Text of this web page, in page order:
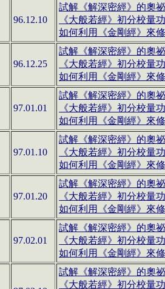
96.12.10
試解《解深密經》的奧
《大般若經》初分校量
如何利用《金剛經》來
96.12.25
試解《解深密經》的奧
《大般若經》初分校量
如何利用《金剛經》來
97.01.01
試解《解深密經》的奧
《大般若經》初分校量
如何利用《金剛經》來
97.01.10
試解《解深密經》的奧
《大般若經》初分校量
如何利用《金剛經》來
97.01.20
試解《解深密經》的奧
《大般若經》初分校量
如何利用《金剛經》來
97.02.01
試解《解深密經》的奧
《大般若經》初分校量
如何利用《金剛經》來
試解《解深密經》的奧
《大般若經》初分校量